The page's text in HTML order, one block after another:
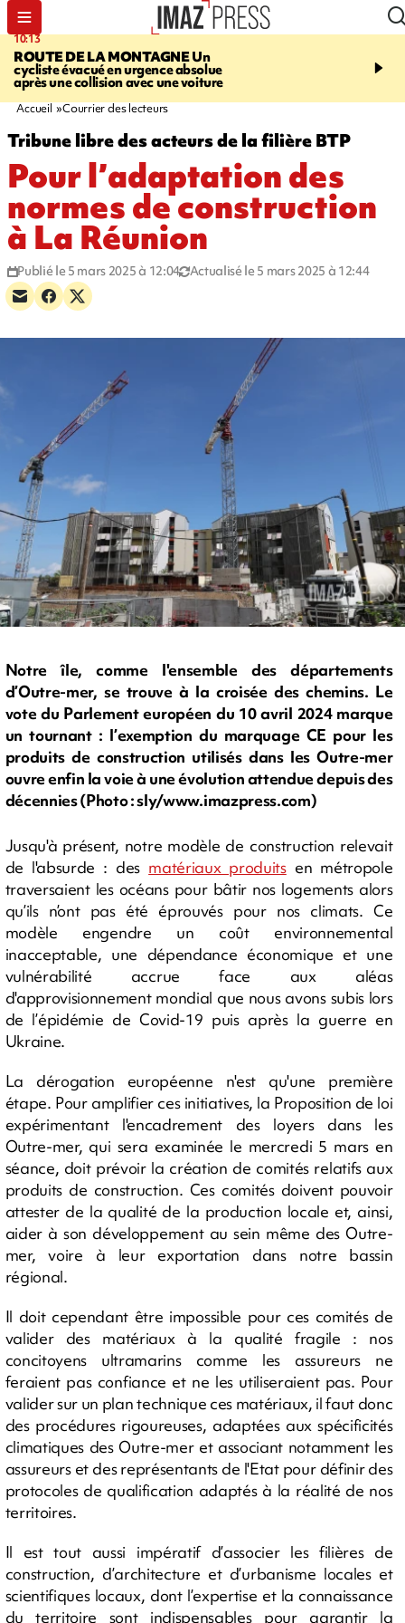
10:13
ROUTE DE LA MONTAGNEUn
cycliste évacué en urgence absolue
après une collision avec une voiture
12:23
peuvent éclater et
Accueil Courrier des lecteurs
Tribune libre des acteurs de la filière BTP
Pour l’adaptation des
normes de construction
à La Réunion
Publié le 5 mars 2025 à 12:04 Actualisé le 5 mars 2025 à 12:44
Notre île, comme l'ensemble des départements
d’Outre-mer, se trouve à la croisée des chemins. Le
vote du Parlement européen du 10 avril 2024 marque
un tournant : l’exemption du marquage CE pour les
produits de construction utilisés dans les Outre-mer
ouvre enfin la voie à une évolution attendue depuis des
décennies (Photo : sly/www.imazpress.com)
Jusqu'à présent, notre modèle de construction relevait
de l'absurde : des matériaux produitsen métropole
traversaient les océans pour bâtir nos logements alors
qu’ils n’ont pas été éprouvés pour nos climats. Ce
modèle engendre un coût environnemental
inacceptable, une dépendance économique et une
vulnérabilité accrue face aux aléas
d'approvisionnement mondial que nous avons subis lors
de l’épidémie de Covid-19 puis après la guerre en
Ukraine.
La dérogation européenne n'est qu'une première
étape. Pour amplifier ces initiatives, la Proposition de loi
expérimentant l'encadrement des loyers dans les
Outre-mer, qui sera examinée le mercredi 5 mars en
séance, doit prévoir la création de comités relatifs aux
produits de construction. Ces comités doivent pouvoir
attester de la qualité de la production locale et, ainsi,
aider à son développement au sein même des Outre-
mer, voire à leur exportation dans notre bassin
régional.
Il doit cependant être impossible pour ces comités de
valider des matériaux à la qualité fragile : nos
concitoyens ultramarins comme les assureurs ne
feraient pas confiance et ne les utiliseraient pas. Pour
valider sur un plan technique ces matériaux, il faut donc
des procédures rigoureuses, adaptées aux spécificités
climatiques des Outre-mer et associant notamment les
assureurs et des représentants de l'Etat pour définir des
protocoles de qualification adaptés à la réalité de nos
territoires.
Il est tout aussi impératif d’associer les filières de
construction, d’architecture et d’urbanisme locales et
scientifiques locaux, dont l’expertise et la connaissance
du territoire sont indispensables pour garantir la